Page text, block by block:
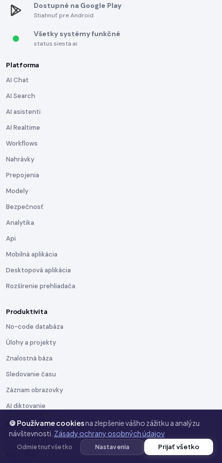
Dostupné na Google Play
Stiahnuť pre Android
Všetky systémy funkčné
status.siesta.ai
Platforma
AI Chat
AI Search
AI asistenti
AI Realtime
Workflows
Nahrávky
Prepojenia
Modely
Bezpečnosť
Analytika
Api
Mobilná aplikácia
Desktopová aplikácia
Rozšírenie prehliadača
Produktivita
No-code databáza
Úlohy a projekty
Znalostná báza
Sledovanie času
Záznam obrazovky
AI diktovanie
Oddelenia
Predaj
🍪 Používame cookiesna zlepšenie vášho zážitku a analýzu
návštevnosti. Zásady ochrany osobných údajov
Odmietnuť všetko Nastavenia Prijať všetko